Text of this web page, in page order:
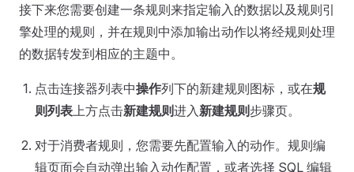
接下来您需要创建一条规则来指定输入的数据以及规则引
擎处理的规则，并在规则中添加输出动作以将经规则处理
的数据转发到相应的主题中。
点击连接器列表中操作列下的新建规则图标，或在规
则列表 上方点击新建规则进入 新建规则步骤页。
对于消费者规则，您需要先配置输入的动作。规则编
辑页面会自动弹出输入动作配置，或者选择 SQL 编辑